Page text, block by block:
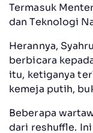
Termasuk
dan Teknologi
Herannya,
berbicara
itu, ketiganya
kemeja putih,
Beberapa
dari reshuffle.